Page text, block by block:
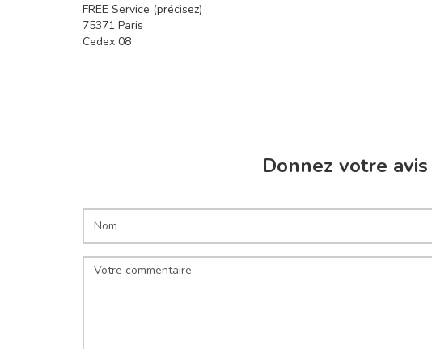
FREE Service (précisez)
75371 Paris
Cedex 08
Donnez votre